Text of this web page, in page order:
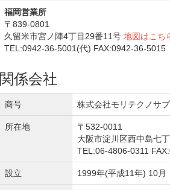
福岡営業所
〒839-0801
久留米市宮ノ陣4丁目29番11号 地図はこち
TEL:0942-36-5001(代) FAX:0942-36-5015
関係会社
商号 株式会社モリテクノサ
所在地
〒532-0011
大阪市淀川区西中島七
TEL:06-4806-0311
設立 1999年(平成11年) 10月